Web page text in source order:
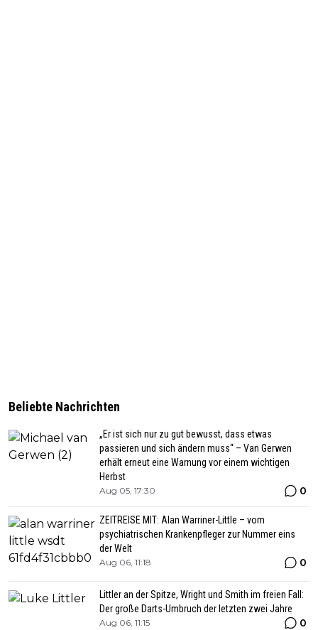
Beliebte Nachrichten
„Er ist sich nur zu gut bewusst, dass etwas
passieren und sich ändern muss“ – Van Gerwen
erhält erneut eine Warnung vor einem wichtigen
Herbst
Aug 05, 17:30 0
ZEITREISE MIT: Alan Warriner-Little – vom
psychiatrischen Krankenpfleger zur Nummer eins
der Welt
Aug 06, 11:18 0
Littler an der Spitze, Wright und Smith im freien Fall:
Der große Darts-Umbruch der letzten zwei Jahre
Aug 06, 11:15 0